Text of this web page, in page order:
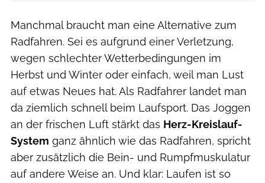
Manchmal braucht man eine Alternative zum
Radfahren. Sei es aufgrund einer Verletzung,
wegen schlechter Wetterbedingungen im
Herbst und Winter oder einfach, weil man Lust
auf etwas Neues hat. Als Radfahrer landet man
da ziemlich schnell beim Laufsport. Das Joggen
an der frischen Luft stärkt das Herz-Kreislauf-
System ganz ähnlich wie das Radfahren, spricht
aber zusätzlich die Bein- und Rumpfmuskulatur
auf andere Weise an. Und klar: Laufen ist so